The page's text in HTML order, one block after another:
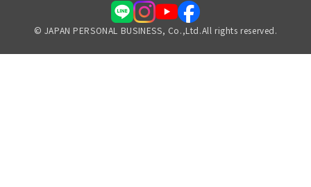
© JAPAN PERSONAL BUSINESS, Co.,Ltd.All rights reserved.